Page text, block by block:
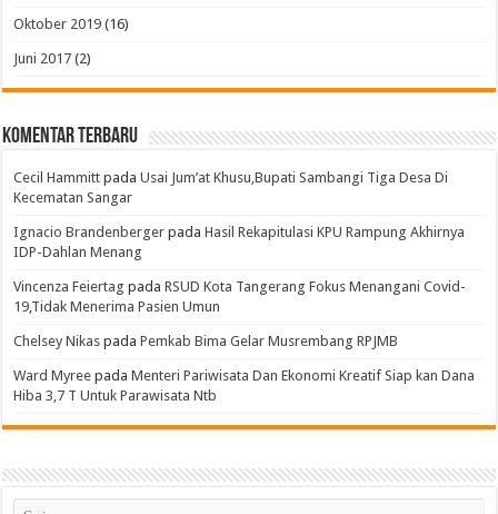
Oktober 2019 (16)
Juni 2017 (2)
Komentar Terbaru
Cecil Hammitt padaUsai Jum’at Khusu,Bupati Sambangi Tiga Desa Di
Kecematan Sangar
Ignacio Brandenberger padaHasil Rekapitulasi KPU Rampung Akhirnya
IDP-Dahlan Menang
Vincenza Feiertag padaRSUD Kota Tangerang Fokus Menangani Covid-
19,Tidak Menerima Pasien Umun
Chelsey Nikas padaPemkab Bima Gelar Musrembang RPJMB
Ward Myree padaMenteri Pariwisata Dan Ekonomi Kreatif Siap kan Dana
Hiba 3,7 T Untuk Parawisata Ntb